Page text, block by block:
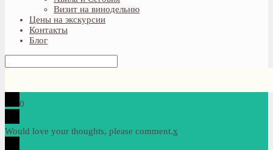
Визит на винодельню
Цены на экскурсии
Контакты
Блог
0
Would love your thoughts, please comment.x